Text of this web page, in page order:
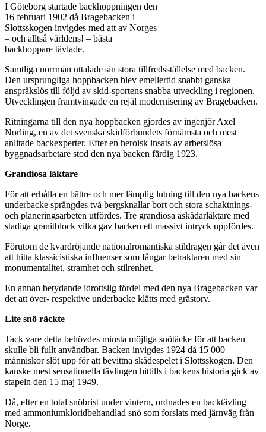
I Göteborg startade backhoppningen den
16 februari 1902 då Bragebacken i
Slottsskogen invigdes med att av Norges
– och alltså världens! – bästa
backhoppare tävlade.
Samtliga norrmän uttalade sin stora tillfredsställelse med backen.
Den ursprungliga hoppbacken blev emellertid snabbt ganska
anspråkslös till följd av skid-sportens snabba utveckling i regionen.
Utvecklingen framtvingade en rejäl modernisering av Bragebacken.
Ritningarna till den nya hoppbacken gjordes av ingenjör Axel
Norling, en av det svenska skidförbundets förnämsta och mest
anlitade backexperter. Efter en heroisk insats av arbetslösa
byggnadsarbetare stod den nya backen färdig 1923.
Grandiosa läktare
För att erhålla en bättre och mer lämplig lutning till den nya backens
underbacke sprängdes två bergsknallar bort och stora schaktnings-
och planeringsarbeten utfördes. Tre grandiosa åskådarläktare med
stadiga granitblock vilka gav backen ett massivt intryck uppfördes.
Förutom de kvardröjande nationalromantiska stildragen går det även
att hitta klassicistiska influenser som fångar betraktaren med sin
monumentalitet, stramhet och stilrenhet.
En annan betydande idrottslig fördel med den nya Bragebacken var
det att över- respektive underbacke klätts med grästorv.
Lite snö räckte
Tack vare detta behövdes minsta möjliga snötäcke för att backen
skulle bli fullt användbar. Backen invigdes 1924 då 15 000
människor slöt upp för att bevittna skådespelet i Slottsskogen. Den
kanske mest sensationella tävlingen hittills i backens historia gick av
stapeln den 15 maj 1949.
Då, efter en total snöbrist under vintern, ordnades en backtävling
med ammoniumkloridbehandlad snö som forslats med järnväg från
Norge.